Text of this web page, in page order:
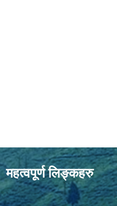
महत्वपूर्ण लिङ्कहरु